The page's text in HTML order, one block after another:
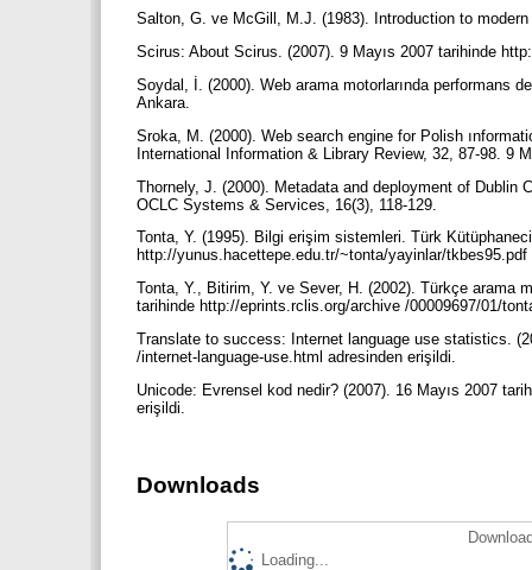
Salton, G. ve McGill, M.J. (1983). Introduction to
Scirus: About Scirus. (2007). 9 Mayıs 2007 tarihinde
Soydal, İ. (2000). Web arama motorlarında performans
Ankara.
Sroka, M. (2000). Web search engine for Polish
International Information & Library Review, 32, 87-98. 9
Thornely, J. (2000). Metadata and deployment of Dublin
OCLC Systems & Services, 16(3), 118-129.
Tonta, Y. (1995). Bilgi erişim sistemleri. Türk
http://yunus.hacettepe.edu.tr/~tonta/yayinlar/
Tonta, Y., Bitirim, Y. ve Sever, H. (2002). Türkçe arama
tarihinde http://eprints.rclis.org/archive /00009697/01/
Translate to success: Internet language use statistics.
/internet-language-use.html adresinden erişildi.
Unicode: Evrensel kod nedir? (2007). 16 Mayıs 2007
erişildi.
Downloads
Loading...